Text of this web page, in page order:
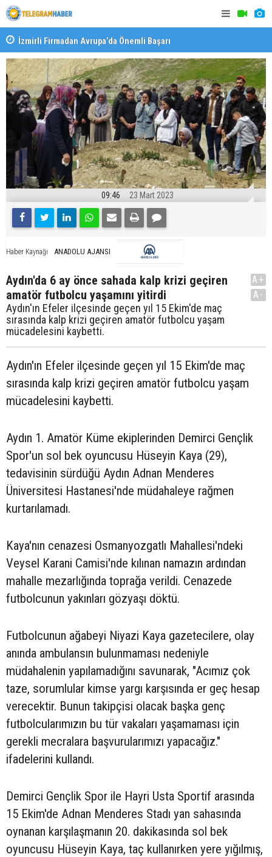
İzmirli Firmadan Avrupa’da Önemli Başarı
Devlet
09:46 23 Mart 2023
Haber Kaynağı ANADOLU AJANSI
Aydın'da 6 ay önce sahada kalp krizi geçiren
amatör futbolcu yaşamını yitirdi
Aydın'ın Efeler ilçesinde geçen yıl 15 Ekim'de maç
sırasında kalp krizi geçiren amatör futbolcu yaşam
mücadelesini kaybetti.
A+
A-
Aydın'ın Efeler ilçesinde geçen yıl 15 Ekim'de maç
sırasında kalp krizi geçiren amatör futbolcu yaşam
mücadelesini kaybetti.
Aydın 1. Amatör Küme ekiplerinden Demirci Gençlik
Spor'un sol bek oyuncusu Hüseyin Kaya (29),
tedavisinin sürdüğü Aydın Adnan Menderes
Üniversitesi Hastanesi'nde müdahaleye rağmen
kurtarılamadı.
Kaya'nın cenazesi Osmanyozgatlı Mahallesi'ndeki
Veysel Karani Camisi'nde kılınan namazın ardından
mahalle mezarlığında toprağa verildi. Cenazede
futbolcunun yakınları gözyaşı döktü.
Futbolcunun ağabeyi Niyazi Kaya gazetecilere, olay
anında ambulansın bulunmaması nedeniyle
müdahalenin yapılamadığını savunarak, "Acımız çok
taze, sorumlular kimse yargı karşısında er geç hesap
verecektir. Bunun takipçisi olacak başka genç
futbolcularımızın bu tür vakaları yaşamaması için
gerekli mecralara başvurularımızı yapacağız."
ifadelerini kullandı.
Demirci Gençlik Spor ile Hayri Usta Sportif arasında
15 Ekim'de Adnan Menderes Stadı yan sahasında
oynanan karşılaşmanın 20. dakikasında sol bek
oyuncusu Hüseyin Kaya, taç kullanırken yere yığılmış,